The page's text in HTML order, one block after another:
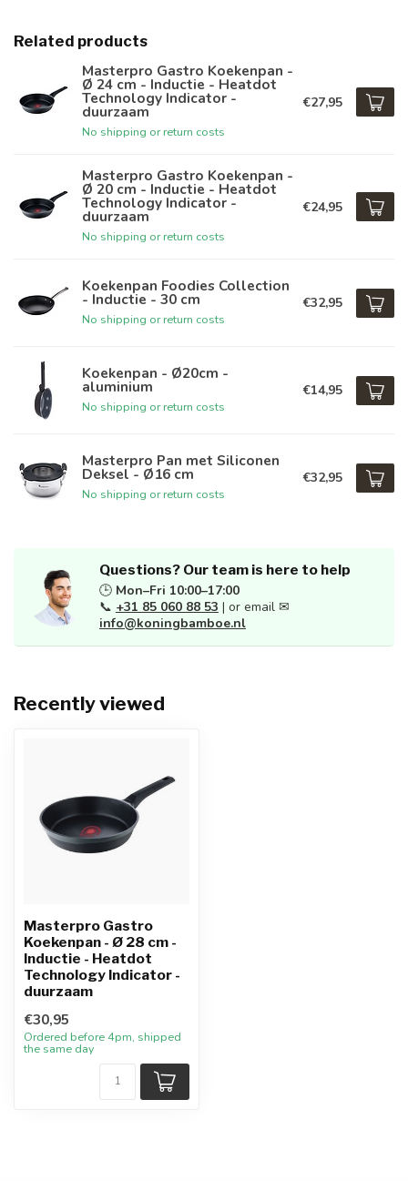
Related products
Masterpro Gastro Koekenpan -
Ø 24 cm - Inductie - Heatdot
Technology Indicator -
duurzaam
No shipping or return costs
€27,95
Masterpro Gastro Koekenpan -
Ø 20 cm - Inductie - Heatdot
Technology Indicator -
duurzaam
No shipping or return costs
€24,95
Koekenpan Foodies Collection
- Inductie - 30 cm
No shipping or return costs
€32,95
Koekenpan - Ø20cm -
aluminium
No shipping or return costs
€14,95
Masterpro Pan met Siliconen
Deksel - Ø16 cm
No shipping or return costs
€32,95
Questions? Our team is here to help
🕒 Mon–Fri 10:00–17:00
📞 +31 85 060 88 53 | or email ✉
info@koningbamboe.nl
Recently viewed
Masterpro Gastro
Koekenpan - Ø 28 cm -
Inductie - Heatdot
Technology Indicator -
duurzaam
€30,95
Ordered before 4pm, shipped
the same day